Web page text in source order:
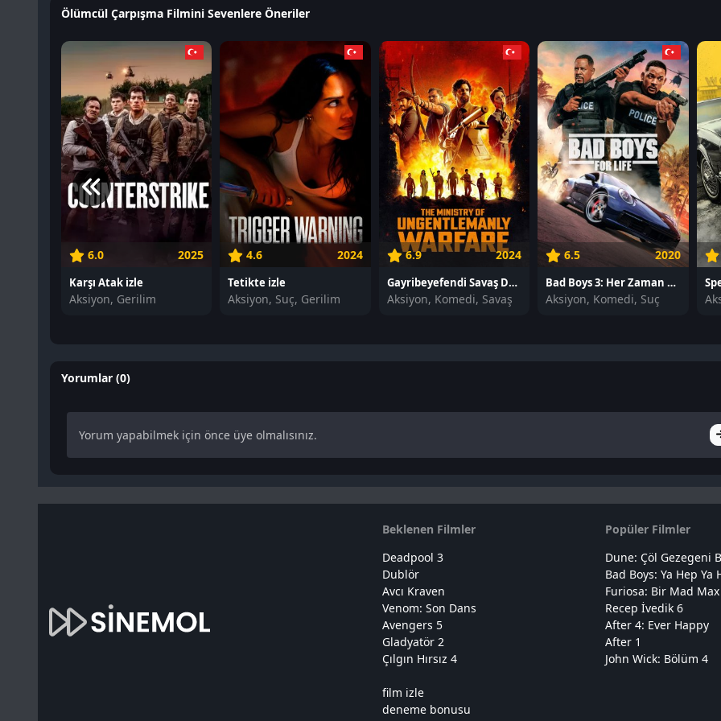
Ölümcül Çarpışma Filmini Sevenlere Öneriler
6.0 2025
Karşı Atak izle
Aksiyon, Gerilim
4.6 2024
Tetikte izle
Aksiyon, Suç, Gerilim
6.9 2024
Gayribeyefendi Savaş Dairesi izle
Aksiyon, Komedi, Savaş
6.5 2020
Bad Boys 3: Her Zaman Çılgın izle
Aksiyon, Komedi, Suç
Yorumlar (0)
Yorum yapabilmek için önce üye olmalısınız.
Beklenen Filmler
Deadpool 3
Dublör
Avcı Kraven
Venom: Son Dans
Avengers 5
Gladyatör 2
Çılgın Hırsız 4
Popüler Filmler
Dune: Çöl Gezegeni
Bad Boys: Ya Hep Ya
Furiosa: Bir Mad Max
Recep İvedik 6
After 4: Ever Happy
After 1
John Wick: Bölüm 4
film izle
deneme bonusu